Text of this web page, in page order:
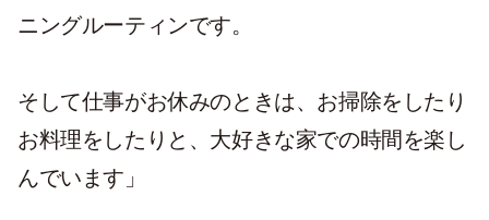
ニングルーティンです。
そして仕事がお休みのときは、お掃除をしたり
お料理をしたりと、大好きな家での時間を楽し
んでいます」